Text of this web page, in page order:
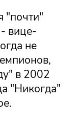
"почти"
вице-
не
в 2002
"Никогда"